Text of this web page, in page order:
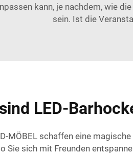
kann, je nachdem, wie
sein. Ist die
LED-
MÖBEL schaffen eine
Sie sich mit Freunden